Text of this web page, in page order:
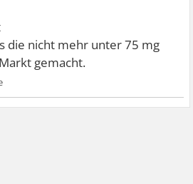
die nicht mehr unter 75 mg
gemacht.